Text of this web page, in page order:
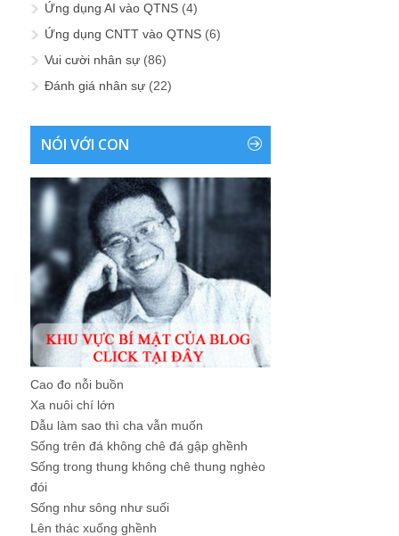
Ứng dụng AI vào QTNS (4)
Ứng dụng CNTT vào QTNS (6)
Vui cười nhân sự (86)
Đánh giá nhân sự (22)
NÓI VỚI CON
Cao đo nỗi buồn
Xa nuôi chí lớn
Dẫu làm sao thì cha vẫn muốn
Sống trên đá không chê đá gập ghềnh
Sống trong thung không chê thung nghèo
đói
Sống như sông như suối
Lên thác xuống ghềnh